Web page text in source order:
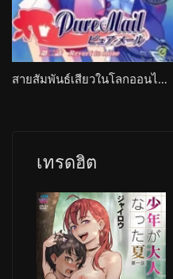
สายสัมพันธ์เสียวในโลกออนไลน์กับสองเรา Pure Mail
เทรดฮิต